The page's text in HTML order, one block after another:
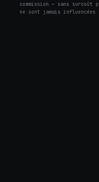
commission — sans
ne sont jamais